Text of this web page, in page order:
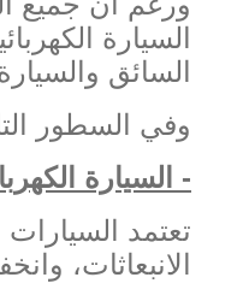
السيارة
السائق
وفي السطور
- السيارة
تعتمد السيارات
الانبعاثات،